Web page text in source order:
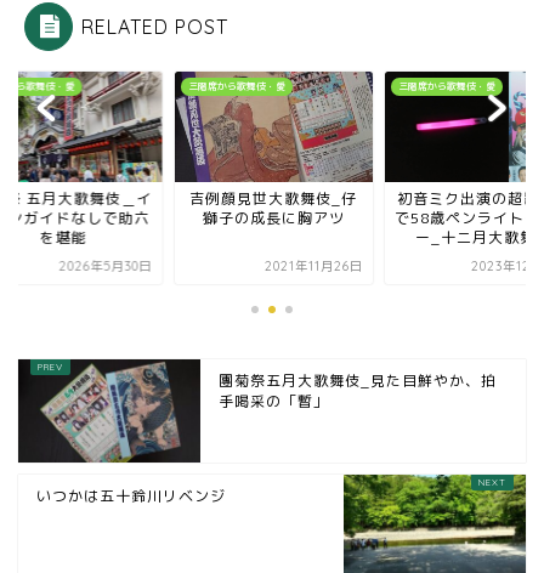
RELATED POST
から歌舞伎・愛
祭 五月大歌舞伎＿イ
ンガイドなしで助六
を堪能
2026年5月30日
三階席から歌舞伎・愛
吉例顔見世大歌舞伎_仔
獅子の成長に胸アツ
2021年11月26日
三階席から歌舞伎・愛
初音ミク出演の超歌
で58歳ペンライトデ
ー_十二月大歌舞
2023年12
團菊祭五月大歌舞伎_見た目鮮やか、拍
手喝采の「暫」
いつかは五十鈴川リベンジ